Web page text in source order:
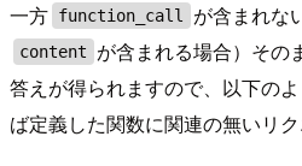
一方 function_call が含まれな
content
が含まれる場合）その
答えが得られますので、以下の
ば定義した関数に関連の無いリク